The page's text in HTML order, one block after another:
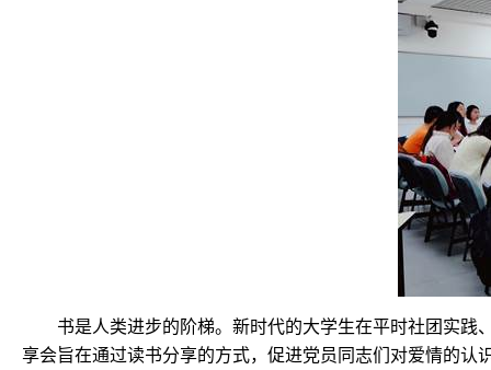
书是人类进步的阶梯。新时代的大学生在平时社团实
享会旨在通过读书分享的方式，促进党员同志们对爱情的认